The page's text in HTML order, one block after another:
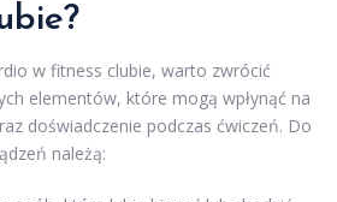
w fitness clubie, warto zwrócić
elementów, które mogą wpłynąć na
doświadczenie podczas ćwiczeń. Do
należą: